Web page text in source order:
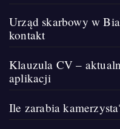
Urząd skarbowy w
kontakt
Klauzula CV –
aplikacji
Ile zarabia